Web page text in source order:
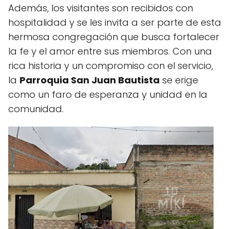
Además, los visitantes son recibidos con
hospitalidad y se les invita a ser parte de esta
hermosa congregación que busca fortalecer
la fe y el amor entre sus miembros. Con una
rica historia y un compromiso con el servicio,
la Parroquia San Juan Bautista se erige
como un faro de esperanza y unidad en la
comunidad.